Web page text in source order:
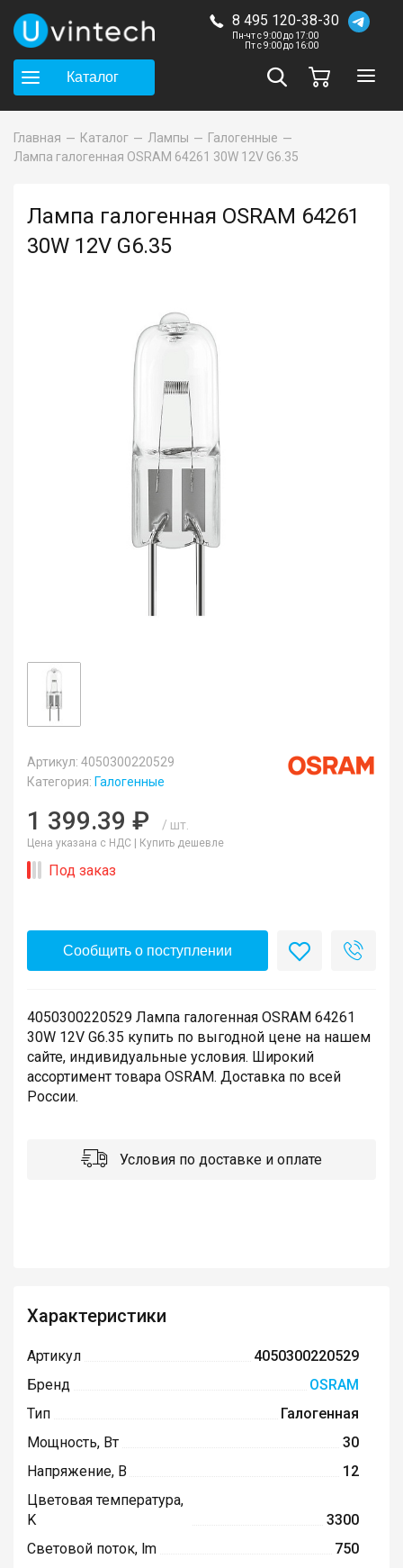
8 495 120-38-30
Пн-чт с 9:00 до 17:00
Пт с 9:00 до 16:00
Каталог
Главная Каталог Лампы
Галогенные
Лампа галогенная OSRAM 64261 30W 12V G6.35
Лампа галогенная OSRAM 64261
30W 12V G6.35
Артикул: 4050300220529
Категория: Галогенные
1 399.39 ₽ / шт.
Цена указана с НДС | Купить дешевле
Под заказ
Сообщить о поступлении
4050300220529 Лампа галогенная OSRAM 64261
30W 12V G6.35 купить по выгодной цене на нашем
сайте, индивидуальные условия. Широкий
ассортимент товара OSRAM. Доставка по всей
России.
Условия по доставке и оплате
Характеристики
Артикул
4050300220529
Бренд
OSRAM
Тип
Галогенная
Мощность, Вт
30
Напряжение, В
12
Цветовая температура,
K
3300
Световой поток, lm
750